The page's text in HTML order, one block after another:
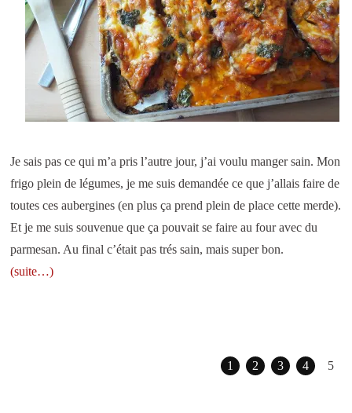
Je sais pas ce qui m’a pris l’autre jour, j’ai voulu manger sain. Mon
frigo plein de légumes, je me suis demandée ce que j’allais faire de
toutes ces aubergines (en plus ça prend plein de place cette merde).
Et je me suis souvenue que ça pouvait se faire au four avec du
parmesan. Au final c’était pas trés sain, mais super bon.
(suite…)
1 2 3 4 5